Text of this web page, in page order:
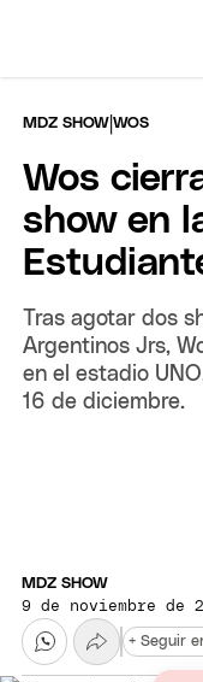
MDZ SHOW |WOS
Wos
show en
Tras agotar dos
Argentinos Jrs,
en el estadio
16 de diciembre.
MDZ SHOW
9 de noviembre de
+ Seguir